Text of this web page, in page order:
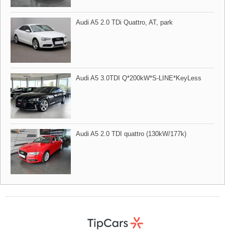
Audi A5 2.0 TDi Quattro,​ AT,​ park
Audi A5 3.0TDI Q​*200kW​*S​-LINE​*KeyLess
Audi A5 2.0 TDI quattro (130kW/177k)